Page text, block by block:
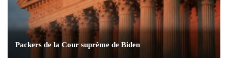
Packers de la Cour suprême de Biden